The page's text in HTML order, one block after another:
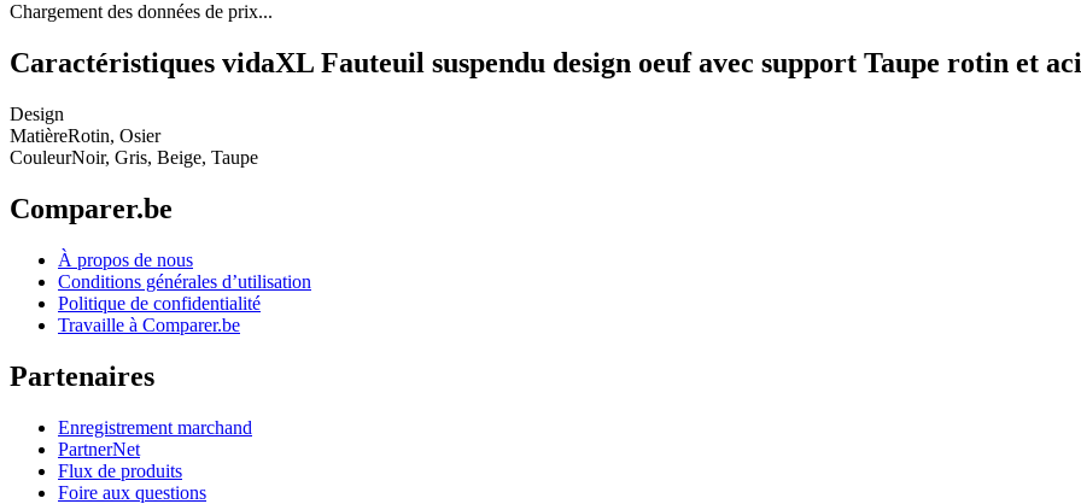
Chargement des données de prix...
Caractéristiques vidaXL Fauteuil suspendu design oeuf avec support Taupe rotin et
Design
MatièreRotin, Osier
CouleurNoir, Gris, Beige, Taupe
Comparer.be
À propos de nous
Conditions générales d’utilisation
Politique de confidentialité
Travaille à Comparer.be
Partenaires
Enregistrement marchand
PartnerNet
Flux de produits
Foire aux questions